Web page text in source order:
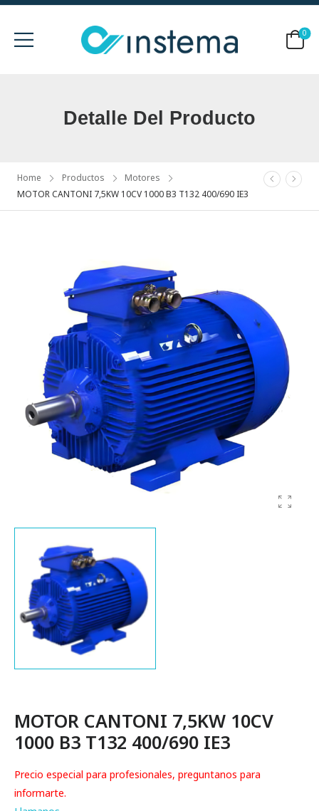
0
Detalle Del Producto
Home Productos
Motores
MOTOR CANTONI 7,5KW 10CV 1000 B3 T132 400/690 IE3
MOTOR CANTONI 7,5KW 10CV
1000 B3 T132 400/690 IE3
Precio especial para profesionales, preguntanos para
informarte.